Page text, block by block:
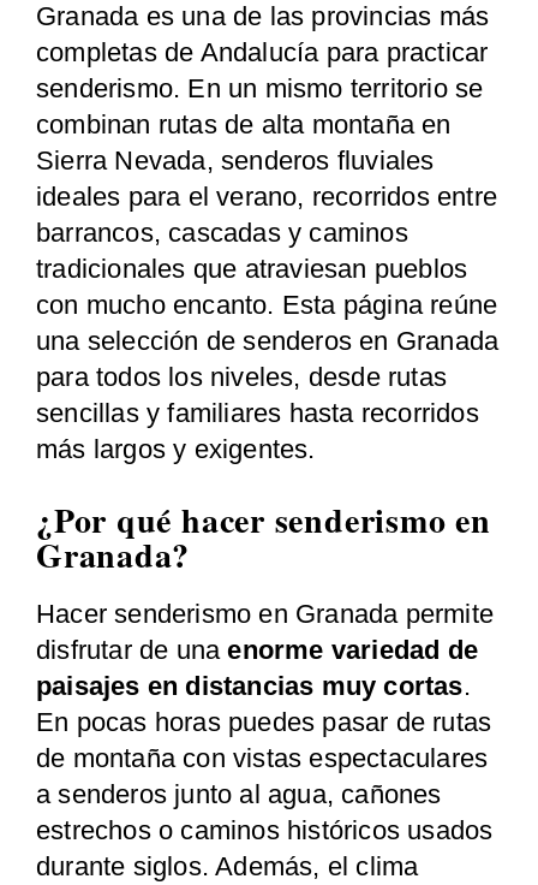
Granada es una de las provincias más
completas de Andalucía para practicar
senderismo. En un mismo territorio se
combinan rutas de alta montaña en
Sierra Nevada, senderos fluviales
ideales para el verano, recorridos entre
barrancos, cascadas y caminos
tradicionales que atraviesan pueblos
con mucho encanto. Esta página reúne
una selección de senderos en Granada
para todos los niveles, desde rutas
sencillas y familiares hasta recorridos
más largos y exigentes.
¿Por qué hacer senderismo en
Granada?
Hacer senderismo en Granada permite
disfrutar de unaenorme variedad de
paisajes en distancias muy cortas.
En pocas horas puedes pasar de rutas
de montaña con vistas espectaculares
a senderos junto al agua, cañones
estrechos o caminos históricos usados
durante siglos. Además, el clima